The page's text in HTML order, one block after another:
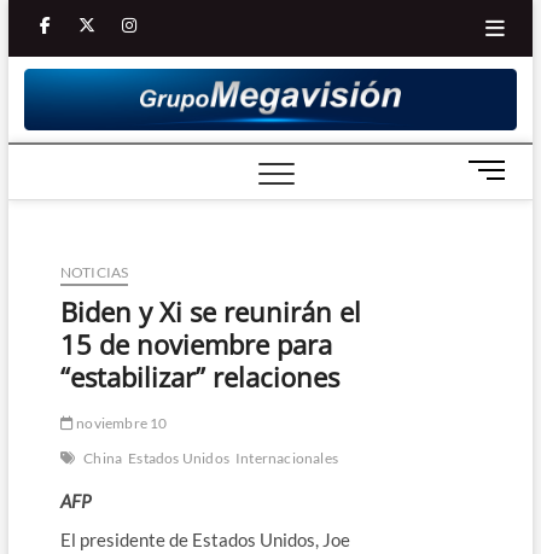
Saltar
contenido
facebooktwitter
Youtube
instagram
B
o
NOTICIAS
Biden y Xi se reunirán el
15 de noviembre para
“estabilizar” relaciones
noviembre 10
China Estados Unidos Internacionales
AFP
El presidente de Estados Unidos, Joe